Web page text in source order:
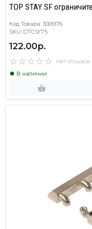
TOP STAY SF
Код Товара: 3009176
SKU: DTCSF75
122.00р.
Нет отзывов
В наличии